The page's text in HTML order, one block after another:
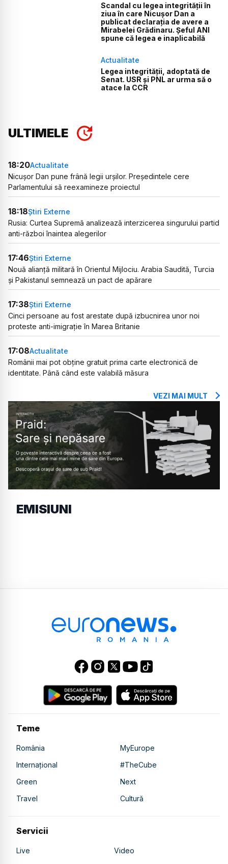
Scandal cu legea integrității în
ziua în care Nicușor Dan a
publicat declarația de avere a
Mirabelei Grădinaru. Șeful ANI
spune că legea e inaplicabilă
Actualitate
Legea integrității, adoptată de
Senat. USR și PNL ar urma să o
atace la CCR
ULTIMELE
18:20Actualitate
Nicușor Dan pune frână legii urșilor. Președintele cere
Parlamentului să reexamineze proiectul
18:18Știri Externe
Rusia: Curtea Supremă analizează interzicerea singurului partid
anti-război înaintea alegerilor
17:46Știri Externe
Nouă alianță militară în Orientul Mijlociu. Arabia Saudită, Turcia
și Pakistanul semnează un pact de apărare
17:38Știri Externe
Cinci persoane au fost arestate după izbucnirea unor noi
proteste anti-imigrație în Marea Britanie
17:08Actualitate
Românii mai pot obține gratuit prima carte electronică de
identitate. Până când este valabilă măsura
VEZI MAI MULT
EMISIUNI
Teme
România
MyEurope
Internațional
#TheCube
Green
Next
Travel
Cultură
Servicii
Live
Video